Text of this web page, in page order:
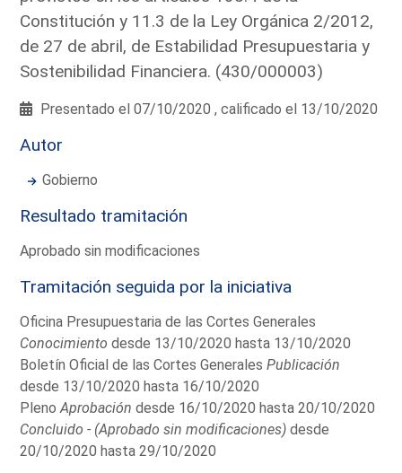
Constitución y 11.3 de la Ley Orgánica 2/2012,
de 27 de abril, de Estabilidad Presupuestaria y
Sostenibilidad Financiera. (430/000003)
Presentado el 07/10/2020 , calificado el 13/10/2020
Autor
Gobierno
Resultado tramitación
Aprobado sin modificaciones
Tramitación seguida por la iniciativa
Oficina Presupuestaria de las Cortes Generales
Conocimiento desde 13/10/2020 hasta 13/10/2020
Boletín Oficial de las Cortes GeneralesPublicación
desde 13/10/2020 hasta 16/10/2020
PlenoAprobación desde 16/10/2020 hasta 20/10/2020
Concluido - (Aprobado sin modificaciones) desde
20/10/2020 hasta 29/10/2020